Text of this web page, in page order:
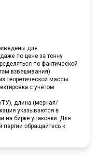
для
по цене за тонну
по фактической
взвешивания).
теоретической массы
с учётом
ТУ), длина (мерная/
указываются в
на бирке упаковки. Для
партии обращайтесь к